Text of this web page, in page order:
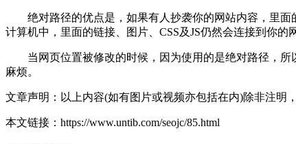
绝对路径的优点是，如果有人抄袭你的网站内容，里
计算机中，里面的链接、图片、CSS及JS仍然会连接到你的
当网页位置被修改的时候，因为使用的是绝对路径，
麻烦。
文章声明：以上内容(如有图片或视频亦包括在内)除非注明
本文链接：https://www.untib.com/seojc/85.html